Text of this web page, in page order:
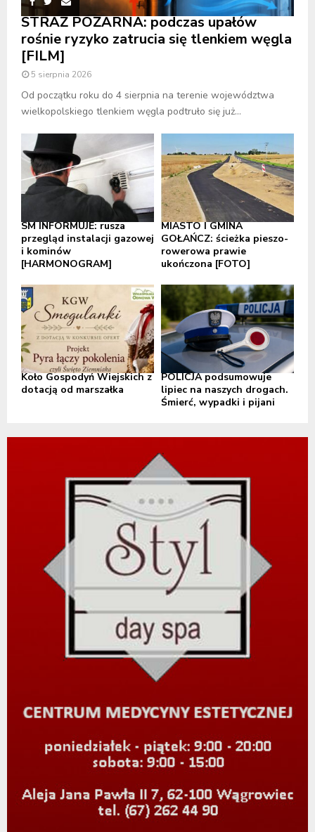
STRAŻ POŻARNA: podczas upałów
rośnie ryzyko zatrucia się tlenkiem węgla
[FILM]
5 sierpnia 2026
Od początku roku do 4 sierpnia na terenie województwa
wielkopolskiego tlenkiem węgla podtruło się już...
SM INFORMUJE: rusza
przegląd instalacji gazowej
i kominów
[HARMONOGRAM]
MIASTO I GMINA
GOŁAŃCZ: ścieżka pieszo-
rowerowa prawie
ukończona [FOTO]
Koło Gospodyń Wiejskich z
dotacją od marszałka
POLICJA podsumowuje
lipiec na naszych drogach.
Śmierć, wypadki i pijani